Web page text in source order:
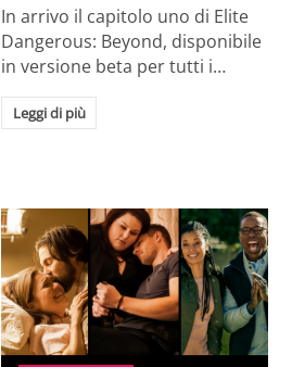
In arrivo il capitolo uno di Elite
Dangerous: Beyond, disponibile
in versione beta per tutti i…
Leggi di più